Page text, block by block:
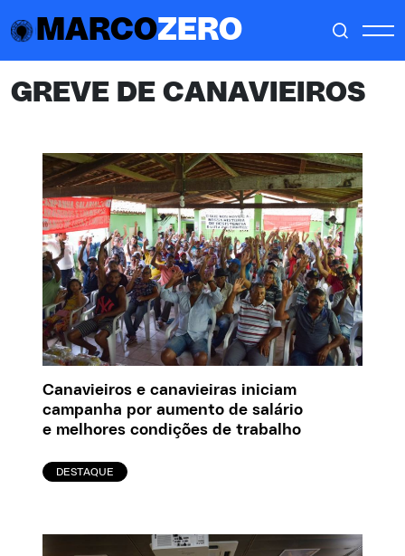
MARCOZERO
GREVE DE CANAVIEIROS
Canavieiros e canavieiras iniciam
campanha por aumento de salário
e melhores condições de trabalho
DESTAQUE